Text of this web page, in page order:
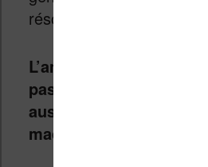
résolution.
L’ambition de la Kindle
pas seulement la
aussi possible de
machine avec le stylet